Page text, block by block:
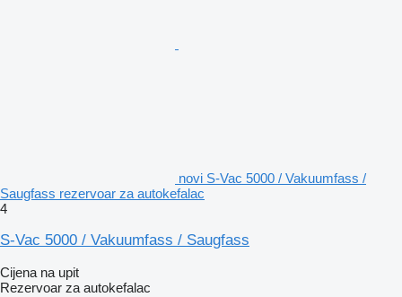
novi S-Vac 5000 / Vakuumfass /
Saugfass rezervoar za autokefalac
4
S-Vac 5000 / Vakuumfass / Saugfass
Cijena na upit
Rezervoar za autokefalac